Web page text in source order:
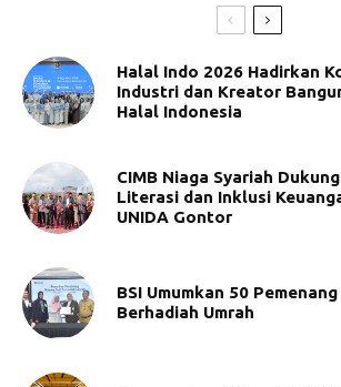
Halal Indo 2026 Hadirkan
Industri dan Kreator
Halal Indonesia
CIMB Niaga Syariah
Literasi dan Inklusi
UNIDA Gontor
BSI Umumkan 50
Berhadiah Umrah